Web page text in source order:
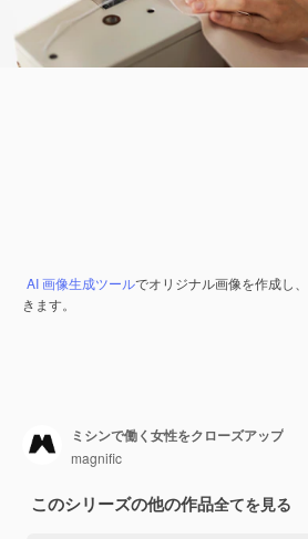
AI 画像生成ツールでオリジナル画像を作成し、
きます。
ミシンで働く女性をクローズアップ
magnific
このシリーズの他の作品全てを見る